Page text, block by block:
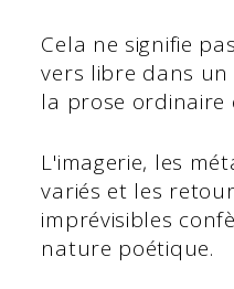
Cela ne signifie
vers libre dans
la prose ordinaire
L'imagerie, les
variés et les
imprévisibles
nature poétique.